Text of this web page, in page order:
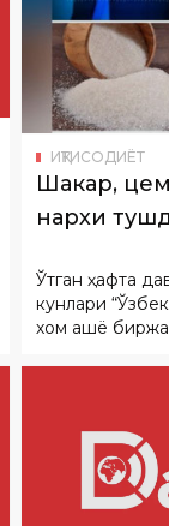
ИҚТИСОДИЁТ
Шакар,
нархи
Ўтган ҳафта
кунлари
хом ашё